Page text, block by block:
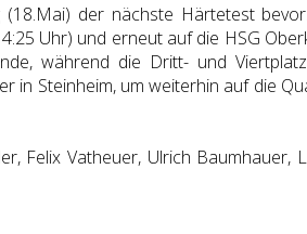
der nächste Härtetest
Uhr) und erneut auf die HSG
während die Dritt- und
in Steinheim, um weiterhin auf die
Felix Vatheuer, Ulrich Baumhauer,